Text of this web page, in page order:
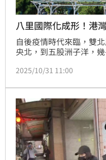
八里國際化成形！港
自後疫情時代來臨，雙
央北，到五股洲子洋，
圈仍維持親民價格，且
2025/10/31 11:00